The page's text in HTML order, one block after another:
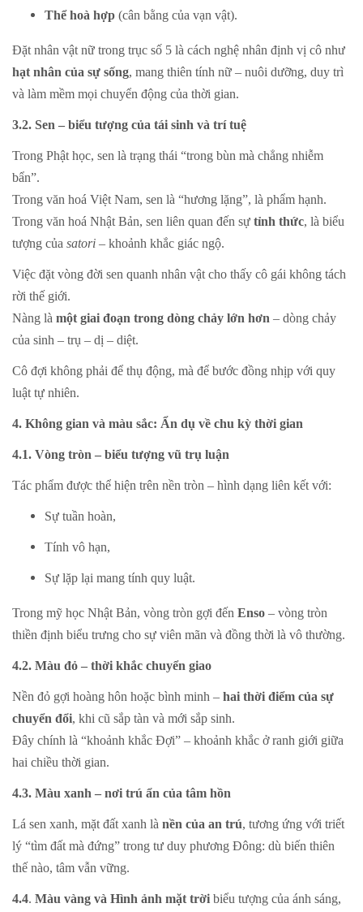
Thể hoà hợp (cân bằng của vạn vật).
Đặt nhân vật nữ trong trục số 5 là cách nghệ nhân định vị cô như
hạt nhân của sự sống, mang thiên tính nữ – nuôi dưỡng, duy trì
và làm mềm mọi chuyển động của thời gian.
3.2. Sen – biểu tượng của tái sinh và trí tuệ
Trong Phật học, sen là trạng thái “trong bùn mà chẳng nhiễm
bẩn”.
Trong văn hoá Việt Nam, sen là “hương lặng”, là phẩm hạnh.
Trong văn hoá Nhật Bản, sen liên quan đến sự tỉnh thức, là biểu
tượng của satori – khoảnh khắc giác ngộ.
Việc đặt vòng đời sen quanh nhân vật cho thấy cô gái không tách
rời thế giới.
Nàng là một giai đoạn trong dòng chảy lớn hơn – dòng chảy
của sinh – trụ – dị – diệt.
Cô đợi không phải để thụ động, mà để bước đồng nhịp với quy
luật tự nhiên.
4. Không gian và màu sắc: Ẩn dụ về chu kỳ thời gian
4.1. Vòng tròn – biểu tượng vũ trụ luận
Tác phẩm được thể hiện trên nền tròn – hình dạng liên kết với:
Sự tuần hoàn,
Tính vô hạn,
Sự lặp lại mang tính quy luật.
Trong mỹ học Nhật Bản, vòng tròn gợi đến Enso – vòng tròn
thiền định biểu trưng cho sự viên mãn và đồng thời là vô thường.
4.2. Màu đỏ – thời khắc chuyển giao
Nền đỏ gợi hoàng hôn hoặc bình minh – hai thời điểm của sự
chuyển đổi, khi cũ sắp tàn và mới sắp sinh.
Đây chính là “khoảnh khắc Đợi” – khoảnh khắc ở ranh giới giữa
hai chiều thời gian.
4.3. Màu xanh – nơi trú ẩn của tâm hồn
Lá sen xanh, mặt đất xanh là nền của an trú, tương ứng với triết
lý “tìm đất mà đứng” trong tư duy phương Đông: dù biến thiên
thế nào, tâm vẫn vững.
4.4. Màu vàng và Hình ảnh mặt trời biểu tượng của ánh sáng,